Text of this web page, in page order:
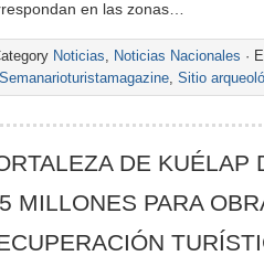
en las zonas…
Noticias, Noticias Nacionales ·
, Sitio
DE KUÉLAP
MILLONES PARA